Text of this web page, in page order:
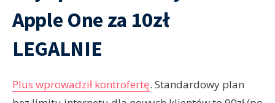
Apple One za 10zł
LEGALNIE
Plus wprowadził kontrofertę. Standardowy plan